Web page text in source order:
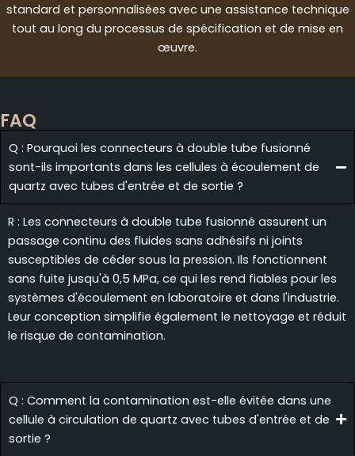
standard et personnalisées avec une assistance technique
tout au long du processus de spécification et de mise en
œuvre.
FAQ
Q : Pourquoi les connecteurs à double tube fusionné
sont-ils importants dans les cellules à écoulement de
quartz avec tubes d'entrée et de sortie ?
R : Les connecteurs à double tube fusionné assurent un
passage continu des fluides sans adhésifs ni joints
susceptibles de céder sous la pression. Ils fonctionnent
sans fuite jusqu'à 0,5 MPa, ce qui les rend fiables pour les
systèmes d'écoulement en laboratoire et dans l'industrie.
Leur conception simplifie également le nettoyage et réduit
le risque de contamination.
Q : Comment la contamination est-elle évitée dans une
cellule à circulation de quartz avec tubes d'entrée et de
sortie ?